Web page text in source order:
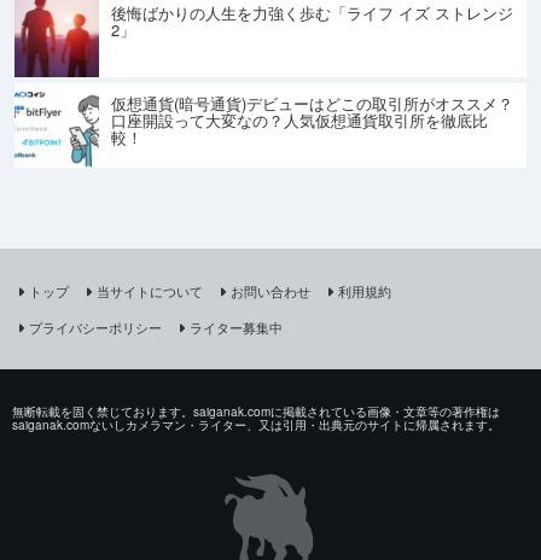
後悔ばかりの人生を力強く歩む「ライフ イズ ストレンジ
2」
仮想通貨(暗号通貨)デビューはどこの取引所がオススメ？
口座開設って大変なの？人気仮想通貨取引所を徹底比
較！
トップ 当サイトについて お問い合わせ
利用規約
プライバシーポリシー
ライター募集中
無断転載を固く禁じております。saiganak.comに掲載されている画像・文章等の著作権は
saiganak.comないしカメラマン・ライター、又は引用・出典元のサイトに帰属されます。